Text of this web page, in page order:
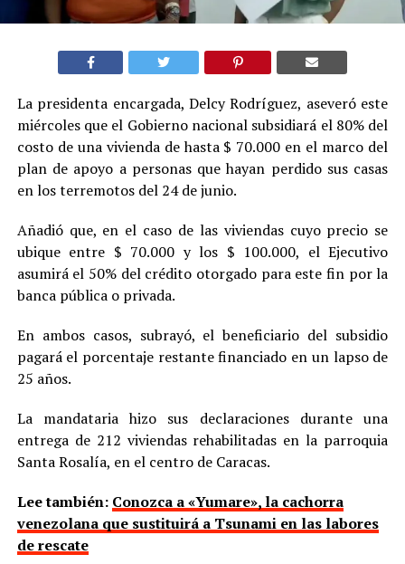
La presidenta encargada, Delcy Rodríguez, aseveró este
miércoles que el Gobierno nacional subsidiará el 80% del
costo de una vivienda de hasta $ 70.000 en el marco del
plan de apoyo a personas que hayan perdido sus casas
en los terremotos del 24 de junio.
Añadió que, en el caso de las viviendas cuyo precio se
ubique entre $ 70.000 y los $ 100.000, el Ejecutivo
asumirá el 50% del crédito otorgado para este fin por la
banca pública o privada.
En ambos casos, subrayó, el beneficiario del subsidio
pagará el porcentaje restante financiado en un lapso de
25 años.
La mandataria hizo sus declaraciones durante una
entrega de 212 viviendas rehabilitadas en la parroquia
Santa Rosalía, en el centro de Caracas.
Lee también: Conozca a «Yumare», la cachorra
venezolana que sustituirá a Tsunami en las labores
de rescate